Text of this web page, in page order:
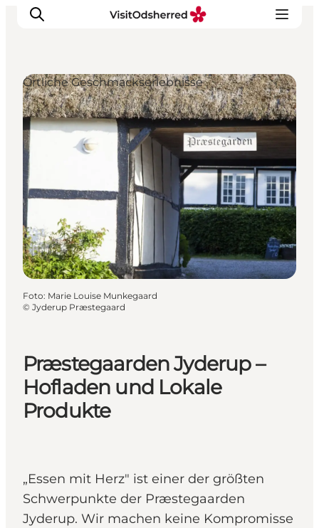
Events
Erlebnisse
Essen
Unterkünfte
Nützliches
Præstegaarden Jyderup –
Hofladen und Lokale
Produkte
„Essen mit Herz" ist einer der größten
Schwerpunkte der Præstegaarden
Jyderup. Wir machen keine Kompromisse
Örtliche Geschmackserlebnisse
Foto: Marie Louise Munkegaard
© Jyderup Præstegaard